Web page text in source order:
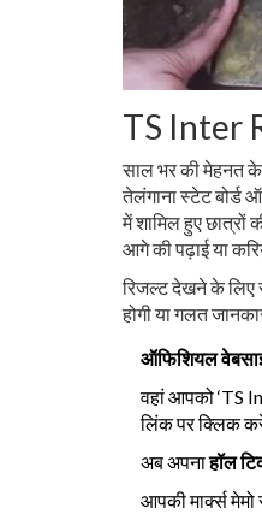
TS Inter
साल भर की मेहनत के
तेलंगाना स्टेट
में शामिल हुए
आगे की पढ़ाई या
रिजल्ट देखने के लिए
होगी या गलत
ऑफिशियल
वहां आपको ‘TS
लिंक पर क्लिक
अब अपनाहॉल
आपकी मार्क्स